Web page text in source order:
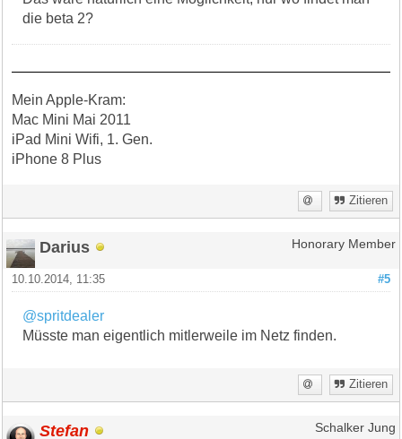
die beta 2?
Mein Apple-Kram:
Mac Mini Mai 2011
iPad Mini Wifi, 1. Gen.
iPhone 8 Plus
Zitieren
Darius Honorary Member
#5
10.10.2014, 11:35
@spritdealer
Müsste man eigentlich mitlerweile im Netz finden.
Zitieren
Stefan Schalker Jung